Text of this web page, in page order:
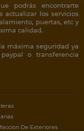
podrás encontrarte
actualizar los servicios
puertas, etc y
calidad.
máxima seguridad ya
o transferencia
De Exteriores